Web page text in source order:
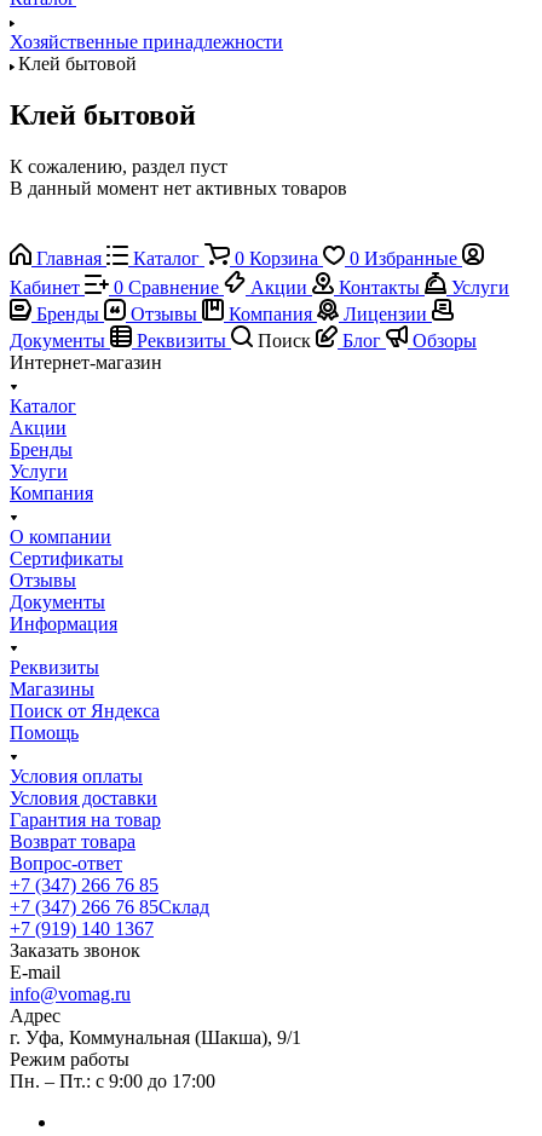
Хозяйственные принадлежности
Клей бытовой
Клей бытовой
К сожалению, раздел пуст
В данный момент нет активных товаров
Главная Каталог 0 Корзина 0 Избранные
Кабинет
0 Сравнение Акции Контакты
Услуги
Бренды
Отзывы Компания
Лицензии
Документы
Реквизиты Поиск Блог
Обзоры
Интернет-магазин
Каталог
Акции
Бренды
Услуги
Компания
О компании
Сертификаты
Отзывы
Документы
Информация
Реквизиты
Магазины
Поиск от Яндекса
Помощь
Условия оплаты
Условия доставки
Гарантия на товар
Возврат товара
Вопрос-ответ
+7 (347) 266 76 85
+7 (347) 266 76 85Склад
+7 (919) 140 1367
Заказать звонок
E-mail
info@vomag.ru
Адрес
г. Уфа, Коммунальная (Шакша), 9/1
Режим работы
Пн. – Пт.: с 9:00 до 17:00